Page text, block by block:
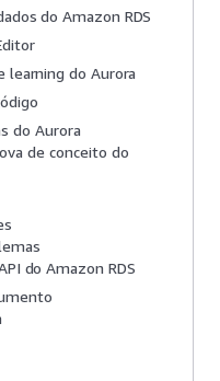
do Amazon RDS
learning do Aurora
do Aurora
de conceito do
do Amazon RDS